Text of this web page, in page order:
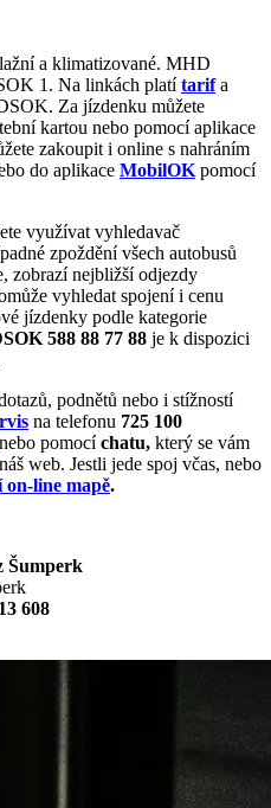
a klimatizované. MHD
1. Na linkách platítarif a
Za jízdenku můžete
kartou nebo pomocí aplikace
zakoupit i online s nahráním
do aplikace MobilOK pomocí
využívat vyhledavač
zpoždění všech autobusů
zobrazí nejbližší odjezdy
vyhledat spojení i cenu
jízdenky podle kategorie
588 88 77 88 je k dispozici
podnětů nebo i stížností
na telefonu 725 100
nebo pomocíchatu, který se vám
web. Jestli jede spoj včas, nebo
on-line mapě.
Šumperk
608